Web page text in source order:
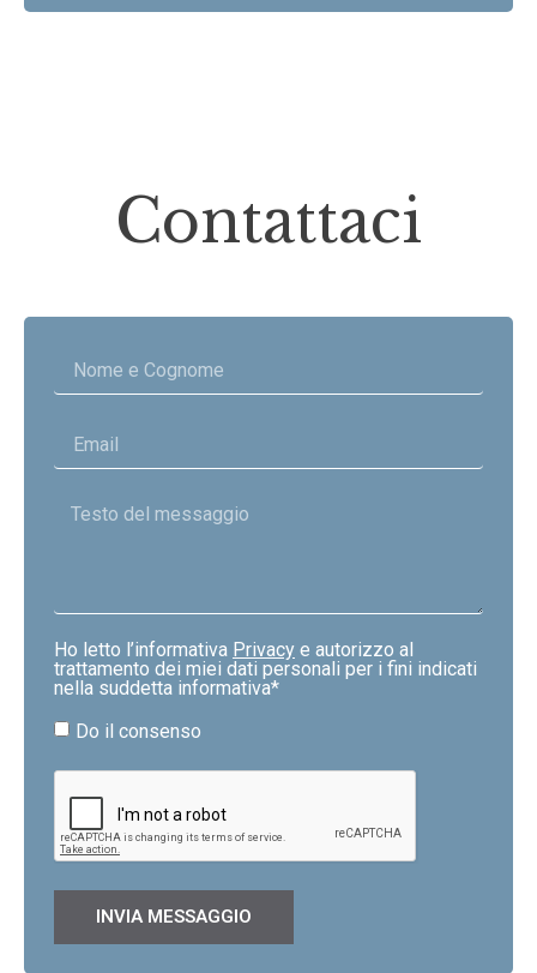
Contattaci
Ho letto l’informativa Privacy e autorizzo al
trattamento dei miei dati personali per i fini indicati
nella suddetta informativa*
Do il consenso
INVIA MESSAGGIO